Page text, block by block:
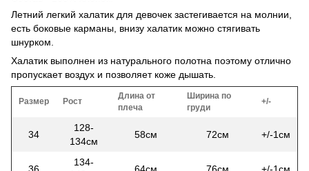
Летний легкий халатик для девочек застегивается на молнии,
есть боковые карманы, внизу халатик можно стягивать
шнурком.
Халатик выполнен из натурального полотна поэтому отлично
пропускает воздух и позволяет коже дышать.
Размер Рост
Длина от
плеча
Ширина по
груди
+/-
34
128-
134см
58см 72см +/-1см
36
134-
64см 76см +/-1см